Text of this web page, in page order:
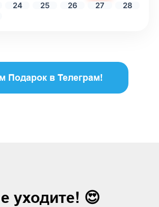
24 25 26 27
28
Подарок в Телеграм!
уходите! 😍